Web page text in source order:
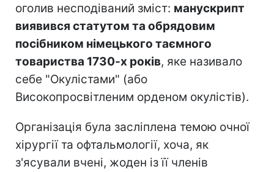
оголив несподіваний зміст: манускрипт
виявився статутом та обрядовим
посібником німецького таємного
товариства 1730-х років, яке називало
себе "Окулістами" (або
Високопросвітленим орденом окулістів).
Організація була засліплена темою очної
хірургії та офтальмології, хоча, як
з'ясували вчені, жоден із її членів